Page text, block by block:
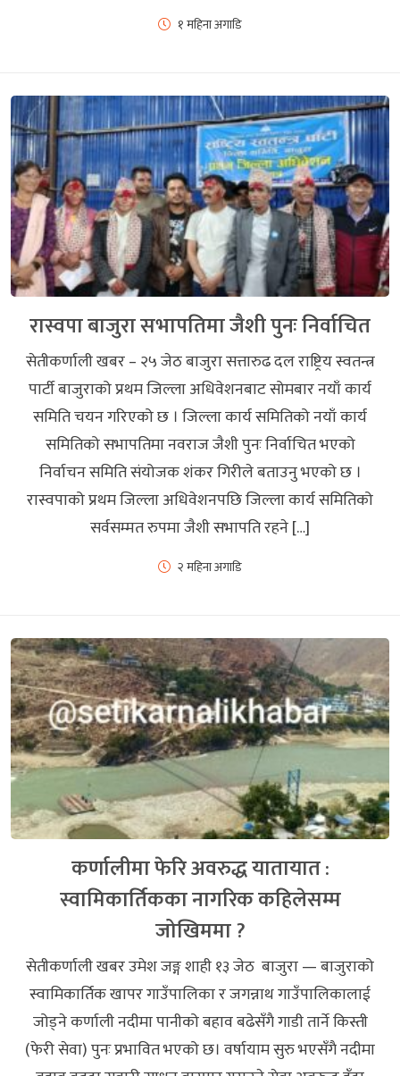
१ महिना अगाडि
रास्वपा बाजुरा सभापतिमा जैशी पुनः निर्वाचित
सेतीकर्णाली खबर – २५ जेठ बाजुरा सत्तारुढ दल राष्ट्रिय स्वतन्त्र
पार्टी बाजुराको प्रथम जिल्ला अधिवेशनबाट सोमबार नयाँ कार्य
समिति चयन गरिएको छ । जिल्ला कार्य समितिको नयाँ कार्य
समितिको सभापतिमा नवराज जैशी पुनः निर्वाचित भएको
निर्वाचन समिति संयोजक शंकर गिरीले बताउनु भएको छ ।
रास्वपाको प्रथम जिल्ला अधिवेशनपछि जिल्ला कार्य समितिको
सर्वसम्मत रुपमा जैशी सभापति रहने […]
२ महिना अगाडि
कर्णालीमा फेरि अवरुद्ध यातायात :
स्वामिकार्तिकका नागरिक कहिलेसम्म
जोखिममा ?
सेतीकर्णाली खबर उमेश जङ्ग शाही १३ जेठ बाजुरा — बाजुराको
स्वामिकार्तिक खापर गाउँपालिका र जगन्नाथ गाउँपालिकालाई
जोड्ने कर्णाली नदीमा पानीको बहाव बढेसँगै गाडी तार्ने किस्ती
(फेरी सेवा) पुनः प्रभावित भएको छ। वर्षायाम सुरु भएसँगै नदीमा